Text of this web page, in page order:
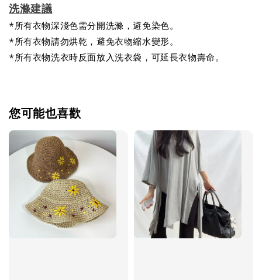
洗滌建議
*所有衣物深淺色需分開洗滌，避免染色。
*所有衣物請勿烘乾，避免衣物縮水變形。
*所有衣物洗衣時反面放入洗衣袋，可延長衣物壽命。
您可能也喜歡